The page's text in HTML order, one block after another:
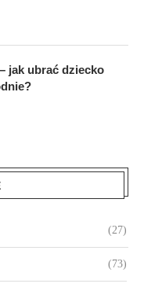
jak ubrać dziecko
(27)
(73)